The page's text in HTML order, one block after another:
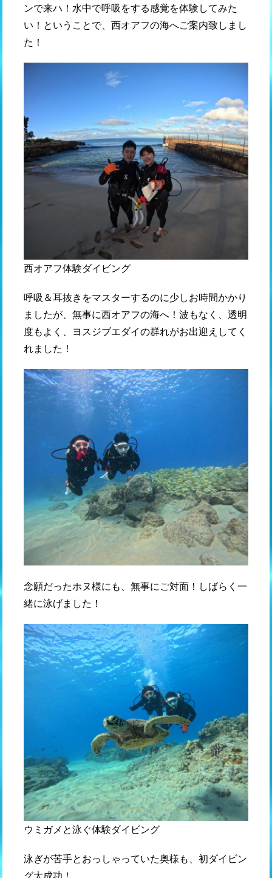
ンで来ハ！水中で呼吸をする感覚を体験してみた
い！ということで、西オアフの海へご案内致しまし
た！
西オアフ体験ダイビング
呼吸＆耳抜きをマスターするのに少しお時間かかり
ましたが、無事に西オアフの海へ！波もなく、透明
度もよく、ヨスジブエダイの群れがお出迎えしてく
れました！
念願だったホヌ様にも、無事にご対面！しばらく一
緒に泳げました！
ウミガメと泳ぐ体験ダイビング
泳ぎが苦手とおっしゃっていた奥様も、初ダイビン
グ大成功！